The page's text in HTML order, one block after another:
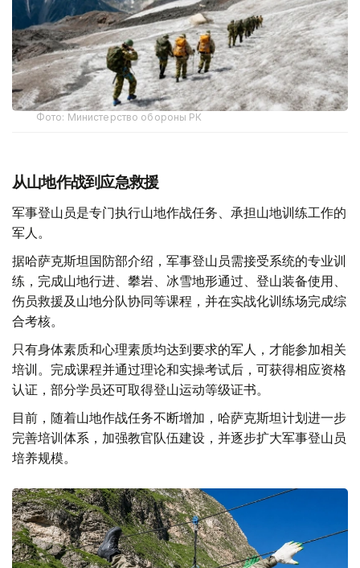
Фото: Министерство обороны РК
从山地作战到应急救援
军事登山员是专门执行山地作战任务、承担山地训练工作的
军人。
据哈萨克斯坦国防部介绍，军事登山员需接受系统的专业训
练，完成山地行进、攀岩、冰雪地形通过、登山装备使用、
伤员救援及山地分队协同等课程，并在实战化训练场完成综
合考核。
只有身体素质和心理素质均达到要求的军人，才能参加相关
培训。完成课程并通过理论和实操考试后，可获得相应资格
认证，部分学员还可取得登山运动等级证书。
目前，随着山地作战任务不断增加，哈萨克斯坦计划进一步
完善培训体系，加强教官队伍建设，并逐步扩大军事登山员
培养规模。